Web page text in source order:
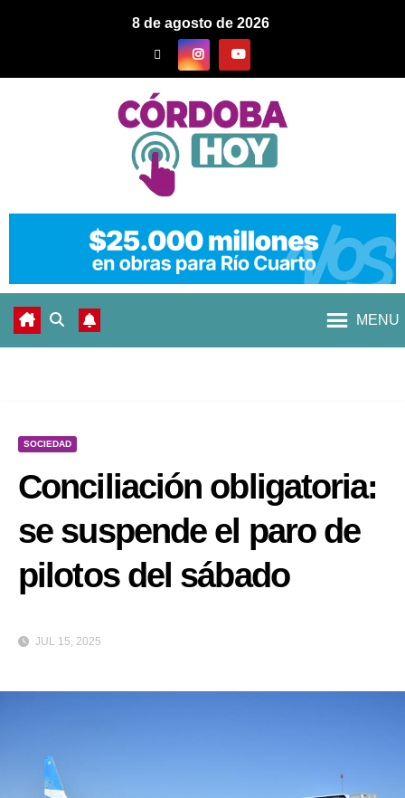
8 de agosto de 2026
MENU
SOCIEDAD
Conciliación obligatoria:
se suspende el paro de
pilotos del sábado
JUL 15, 2025